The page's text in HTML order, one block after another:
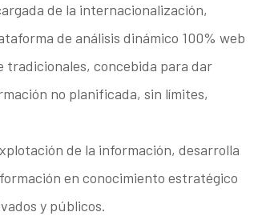
de la internacionalización,
de análisis dinámico 100% web
tradicionales, concebida para dar
no planificada, sin límites,
de la información, desarrolla
en conocimiento estratégico
y públicos.